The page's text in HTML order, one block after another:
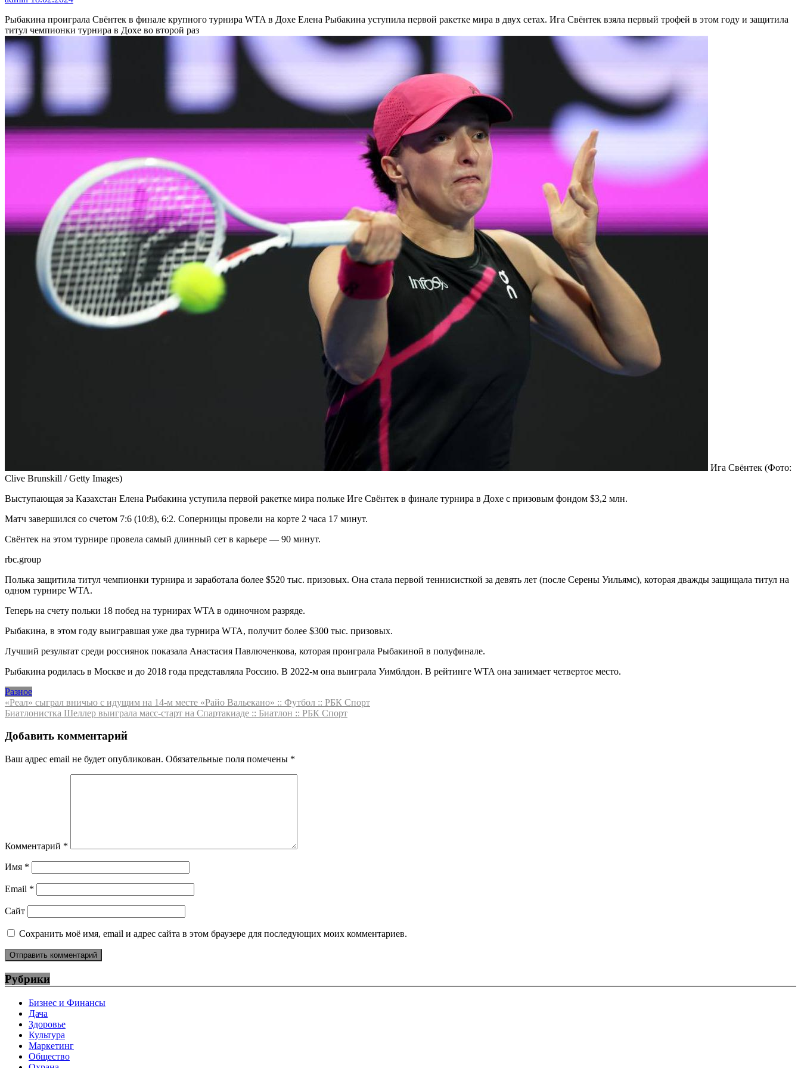
Рыбакина проиграла Свёнтек в финале крупного турнира WTA в Дохе Елена Рыбакина уступила первой ракетке мира в двух сетах. Ига Свёнтек взяла первый трофей в этом году и защитила
титул чемпионки турнира в Дохе во второй раз
Ига Свёнтек (Фото:
Clive Brunskill / Getty Images)
Выступающая за Казахстан Елена Рыбакина уступила первой ракетке мира польке Иге Свёнтек в финале турнира в Дохе с призовым фондом $3,2 млн.
Матч завершился со счетом 7:6 (10:8), 6:2. Соперницы провели на корте 2 часа 17 минут.
Свёнтек на этом турнире провела самый длинный сет в карьере — 90 минут.
rbc.group
Полька защитила титул чемпионки турнира и заработала более $520 тыс. призовых. Она стала первой теннисисткой за девять лет (после Серены Уильямс), которая дважды защищала титул на
одном турнире WTA.
Теперь на счету польки 18 побед на турнирах WTA в одиночном разряде.
Рыбакина, в этом году выигравшая уже два турнира WTA, получит более $300 тыс. призовых.
Лучший результат среди россиянок показала Анастасия Павлюченкова, которая проиграла Рыбакиной в полуфинале.
Рыбакина родилась в Москве и до 2018 года представляла Россию. В 2022-м она выиграла Уимблдон. В рейтинге WTA она занимает четвертое место.
Разное
Навигация
по
записям
«Реал» сыграл вничью c идущим на 14-м месте «Райо Вальекано» :: Футбол :: РБК Спорт
Биатлонистка Шеллер выиграла масс-старт на Спартакиаде :: Биатлон :: РБК Спорт
Добавить комментарий
Ваш адрес email не будет опубликован. Обязательные поля помечены *
Комментарий *
Имя *
Email *
Сайт
Сохранить моё имя, email и адрес сайта в этом браузере для последующих моих комментариев.
Рубрики
Бизнес и Финансы
Дача
Здоровье
Культура
Маркетинг
Общество